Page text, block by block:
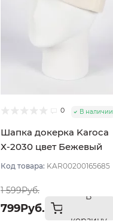
0 В наличии
Шапка докерка Karoca
Х-2030 цвет Бежевый
оч св
Код товара: KAR00200165685
1 599Руб.
799Руб.
В
корзину